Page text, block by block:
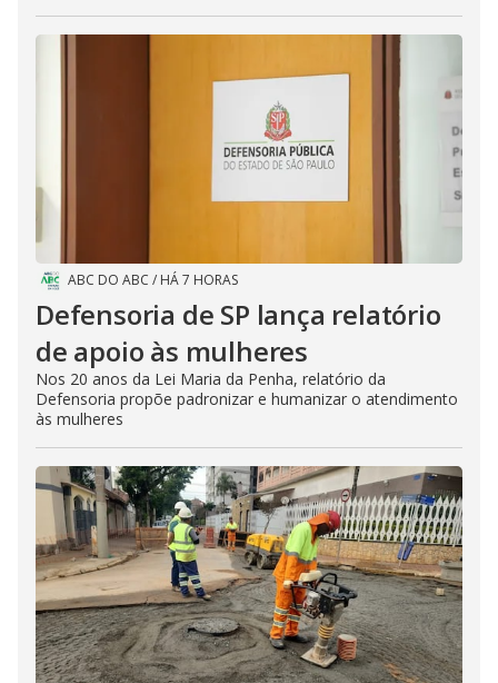
ABC DO ABC / HÁ 7 HORAS
Defensoria de SP lança relatório
de apoio às mulheres
Nos 20 anos da Lei Maria da Penha, relatório da
Defensoria propõe padronizar e humanizar o atendimento
às mulheres